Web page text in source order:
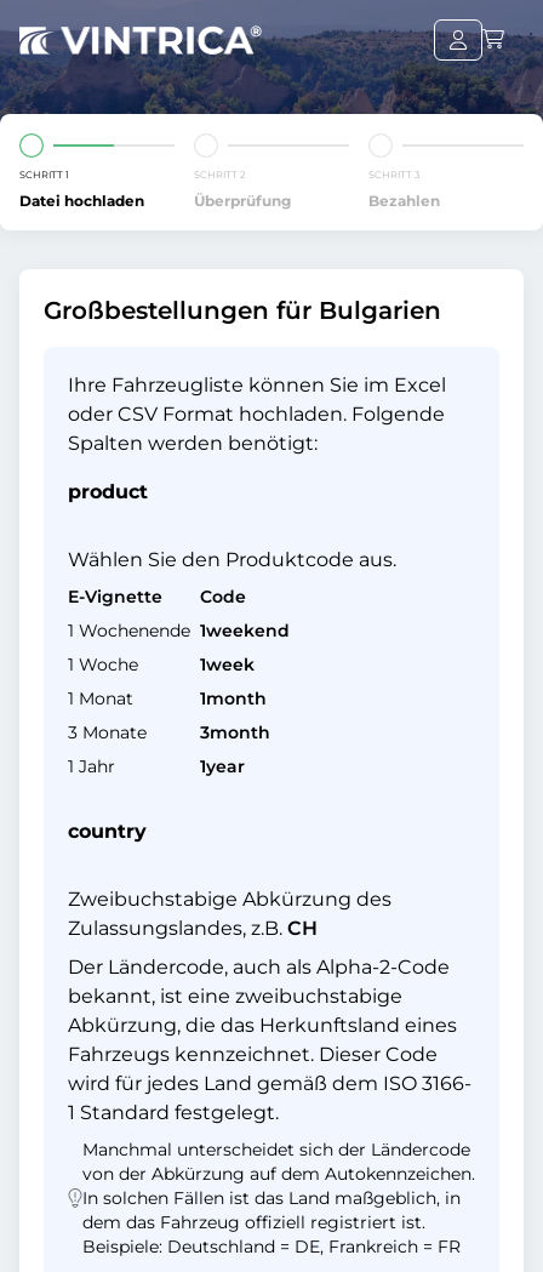
SCHRITT 1
Datei hochladen
SCHRITT 2
Überprüfung
SCHRITT 3
Bezahlen
Großbestellungen für Bulgarien
Ihre Fahrzeugliste können Sie im Excel
oder CSV Format hochladen. Folgende
Spalten werden benötigt:
product
Wählen Sie den Produktcode aus.
E-Vignette
Code
1 Wochenende 1weekend
1 Woche
1week
1 Monat
1month
3 Monate
3month
1 Jahr
1year
country
Zweibuchstabige Abkürzung des
Zulassungslandes, z.B. CH
Der Ländercode, auch als Alpha-2-Code
bekannt, ist eine zweibuchstabige
Abkürzung, die das Herkunftsland eines
Fahrzeugs kennzeichnet. Dieser Code
wird für jedes Land gemäß dem ISO 3166-
1 Standard festgelegt.
Manchmal unterscheidet sich der Ländercode
von der Abkürzung auf dem Autokennzeichen.
In solchen Fällen ist das Land maßgeblich, in
dem das Fahrzeug offiziell registriert ist.
Beispiele: Deutschland = DE, Frankreich = FR